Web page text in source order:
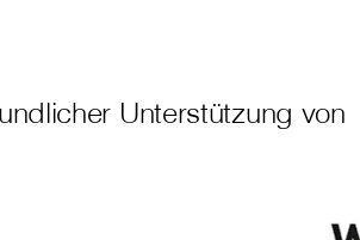
Unterstützung von